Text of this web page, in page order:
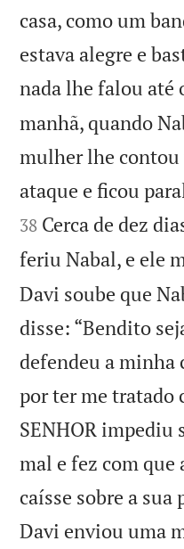
casa, como um
estava alegre e
nada lhe falou até
manhã, quando
mulher lhe
ataque e ficou
38 Cerca de dez
feriu Nabal, e ele
Davi soube que
disse: “Bendito
defendeu a minha
por ter me tratado
SENHOR impediu
mal e fez com que
caísse sobre a sua
Davi enviou uma